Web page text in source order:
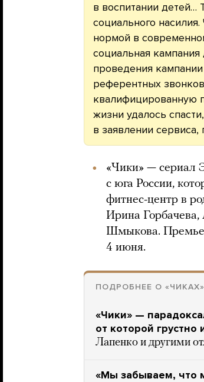
в воспитании детей…
социального
нормой в
социальная
проведения
референтных
квалифицированную
жизни удалось
в заявлении
«Чики» — сериал
с юга России,
фитнес-центр в
Ирина
Шмыкова.
4 июня.
ПОДРОБНЕЕ О «ЧИКАХ»
«Чики» —
от которой грустно
Лапенко и другими
«Мы забываем, что